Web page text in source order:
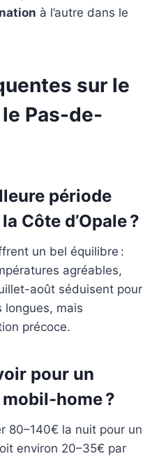
à l’autre dans le
sur le
Pas-de-
période
Côte d’Opale ?
un bel équilibre :
agréables,
août séduisent pour
longues, mais
précoce.
pour un
home ?
80–140€ la nuit pour un
environ 20–35€ par